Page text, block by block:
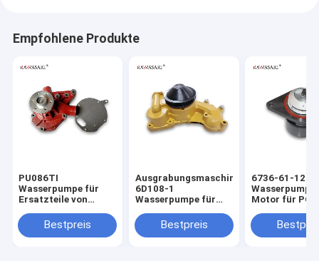
Empfohlene Produkte
PU086TI
Wasserpumpe für
Ersatzteile von
Bestpreis
Ausgrabungsmaschine
6D108-1
Wasserpumpe für
Bestpreis
6736-61-1201
Wasserpumpe
Motor für